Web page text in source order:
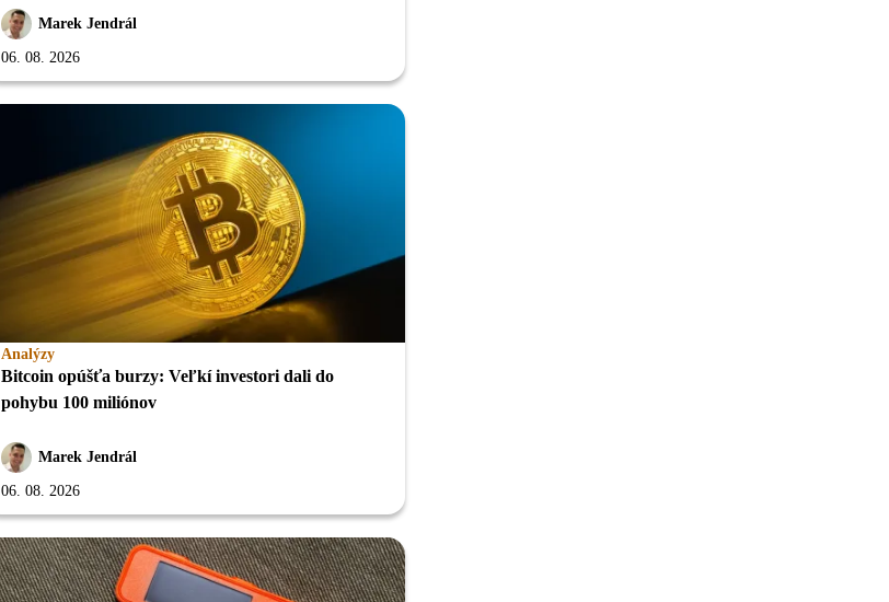
Marek Jendrál
06. 08. 2026
Analýzy
Bitcoin opúšťa burzy: Veľkí investori dali do
pohybu 100 miliónov
Marek Jendrál
06. 08. 2026